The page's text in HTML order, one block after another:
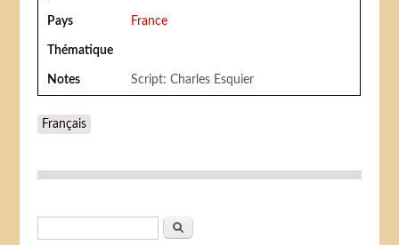
Pays France
Thématique
Notes Script: Charles Esquier
Français
Formulaire de recherche
Rechercher